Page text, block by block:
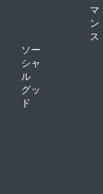
マ
ン
ス
ソー
シャ
ル
グッ
ド